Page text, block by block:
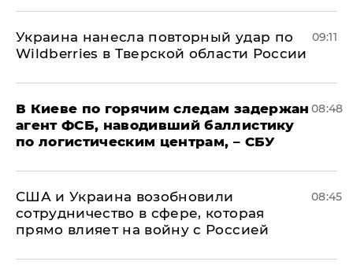
Украина нанесла повторный удар по
Wildberries в Тверской области России
09:11
В Киеве по горячим следам задержан
агент ФСБ, наводивший баллистику
по логистическим центрам, – СБУ
08:48
США и Украина возобновили
сотрудничество в сфере, которая
прямо влияет на войну с Россией
08:45